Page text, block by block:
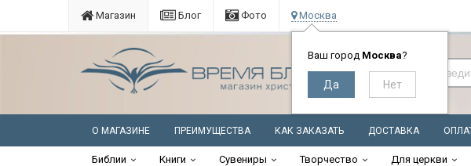
Магазин Блог Фото Москва
Ваш город Москва?
О МАГАЗИНЕ ПРЕИМУЩЕСТВА КАК ЗАКАЗАТЬ ДОСТАВКА
Библии Книги Сувениры Творчество Для церкви